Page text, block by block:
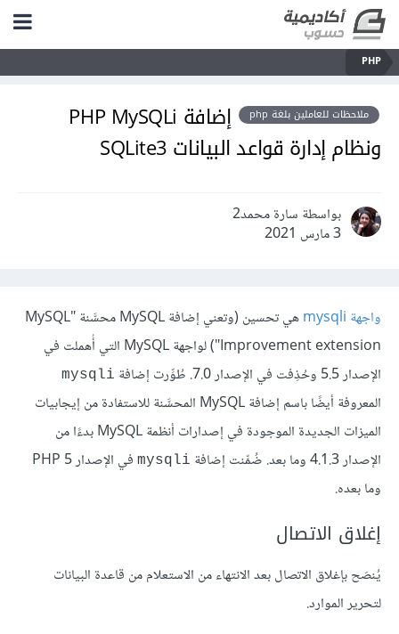
PHP
ملاحظات للعاملين بلغة php
إضافة PHP MySQLi
ونظام إدارة قواعد البيانات SQLite3
بواسطة سارة محمد2
3 مارس 2021
واجهة mysqli
هي تحسين (وتعني إضافة MySQL محسَّنة "MySQL
Improvement extension") لواجهة MySQL التي أُهملت في
الإصدار 5.5 وحُذِفت في الإصدار 7.0. طُوِّرت إضافة
mysqli
المعروفة أيضًا باسم إضافة MySQL المحسَّنة للاستفادة من إيجابيات
الميزات الجديدة الموجودة في إصدارات أنظمة MySQL بدءًا من
الإصدار 4.1.3 وما بعد. ضُمِّنت إضافة
mysqli
في الإصدار PHP 5
وما بعده.
إغلاق الاتصال
يُنصَح بإغلاق الاتصال بعد الانتهاء من الاستعلام من قاعدة البيانات
لتحرير الموارد.